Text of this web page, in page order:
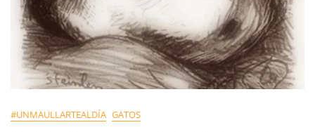
#UNMAULLARTEALDÍA GATOS